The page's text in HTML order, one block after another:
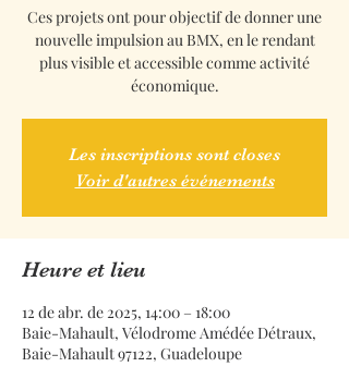
Ces projets ont pour objectif de donner une
nouvelle impulsion au BMX, en le rendant
plus visible et accessible comme activité
économique.
Les inscriptions sont closes
Voir d'autres événements
Heure et lieu
12 de abr. de 2025, 14:00 – 18:00
Baie-Mahault, Vélodrome Amédée Détraux,
Baie-Mahault 97122, Guadeloupe